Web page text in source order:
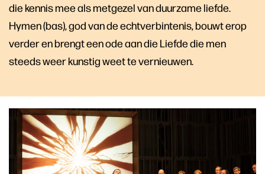
die kennis mee als metgezel van duurzame liefde.
Hymen (bas), god van de echtverbintenis, bouwt erop
verder en brengt een ode aan die Liefde die men
steeds weer kunstig weet te vernieuwen.